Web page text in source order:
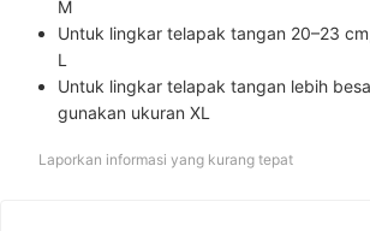
M
Untuk lingkar telapak tangan 20–23
L
Untuk lingkar telapak tangan lebih
gunakan ukuran XL
Laporkan informasi yang kurang tepat